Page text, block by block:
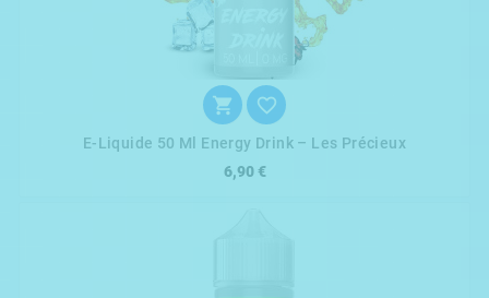
 
E-Liquide 50 Ml Energy Drink – Les Précieux
6,90 €